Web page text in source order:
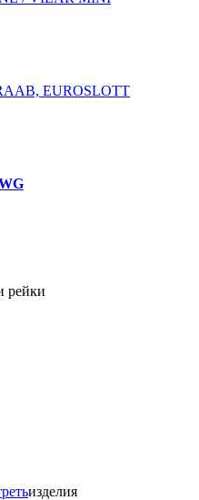
EUROSLOTT
рейки
изделия